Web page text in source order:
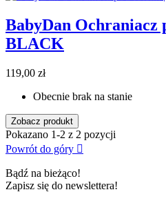
BabyDan Ochraniacz
BLACK
119,00 zł
Obecnie brak na stanie
Zobacz produkt
Pokazano 1-2 z 2 pozycji
Powrót do góry 
Bądź na bieżąco!
Zapisz się do newslettera!